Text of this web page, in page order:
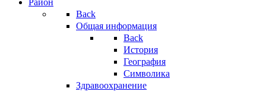
Район
Back
Общая информация
Back
История
География
Символика
Здравоохранение